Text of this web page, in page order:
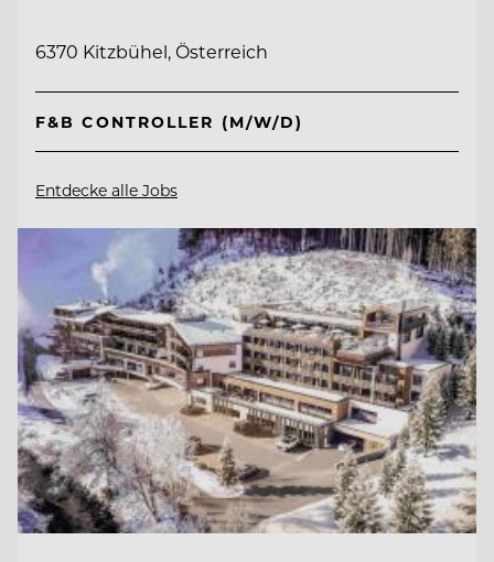
6370 Kitzbühel, Österreich
F&B CONTROLLER (M/W/D)
Entdecke alle Jobs